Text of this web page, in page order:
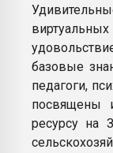
базовые
педагоги,
посвящены
ресурсу